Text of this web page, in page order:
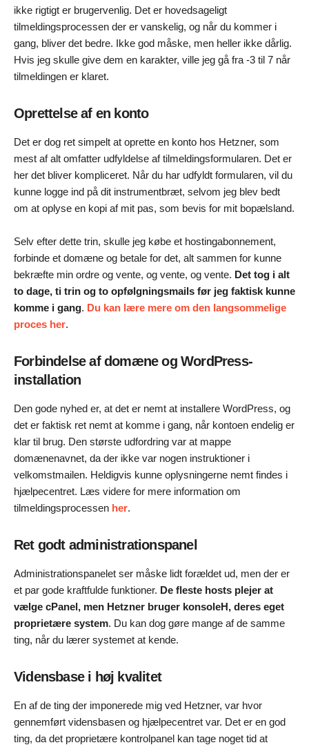
ikke rigtigt er brugervenlig. Det er hovedsageligt
tilmeldingsprocessen der er vanskelig, og når du kommer i
gang, bliver det bedre. Ikke god måske, men heller ikke dårlig.
Hvis jeg skulle give dem en karakter, ville jeg gå fra -3 til 7 når
tilmeldingen er klaret.
Oprettelse af en konto
Det er dog ret simpelt at oprette en konto hos Hetzner, som
mest af alt omfatter udfyldelse af tilmeldingsformularen. Det er
her det bliver kompliceret. Når du har udfyldt formularen, vil du
kunne logge ind på dit instrumentbræt, selvom jeg blev bedt
om at oplyse en kopi af mit pas, som bevis for mit bopælsland.
Selv efter dette trin, skulle jeg købe et hostingabonnement,
forbinde et domæne og betale for det, alt sammen for kunne
bekræfte min ordre og vente, og vente, og vente. Det tog i alt
to dage, ti trin og to opfølgningsmails før jeg faktisk kunne
komme i gang. Du kan lære mere om den langsommelige
proces her.
Forbindelse af domæne og WordPress-
installation
Den gode nyhed er, at det er nemt at installere WordPress, og
det er faktisk ret nemt at komme i gang, når kontoen endelig er
klar til brug. Den største udfordring var at mappe
domænenavnet, da der ikke var nogen instruktioner i
velkomstmailen. Heldigvis kunne oplysningerne nemt findes i
hjælpecentret. Læs videre for mere information om
tilmeldingsprocessen her.
Ret godt administrationspanel
Administrationspanelet ser måske lidt forældet ud, men der er
et par gode kraftfulde funktioner. De fleste hosts plejer at
vælge cPanel, men Hetzner bruger konsoleH, deres eget
proprietære system. Du kan dog gøre mange af de samme
ting, når du lærer systemet at kende.
Vidensbase i høj kvalitet
En af de ting der imponerede mig ved Hetzner, var hvor
gennemført vidensbasen og hjælpecentret var. Det er en god
ting, da det proprietære kontrolpanel kan tage noget tid at